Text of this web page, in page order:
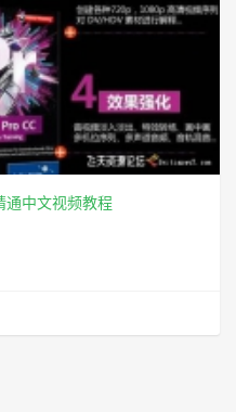
通中文视频教程